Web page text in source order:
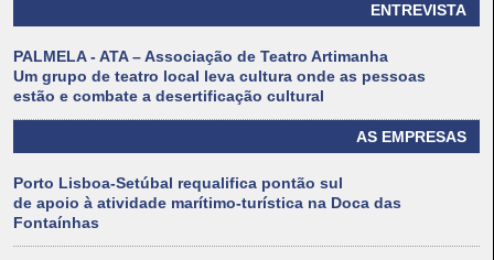
ENTREVISTA
PALMELA - ATA – Associação de Teatro Artimanha
Um grupo de teatro local leva cultura onde as pessoas
estão e combate a desertificação cultural
AS EMPRESAS
Porto Lisboa-Setúbal requalifica pontão sul
de apoio à atividade marítimo-turística na Doca das
Fontaínhas